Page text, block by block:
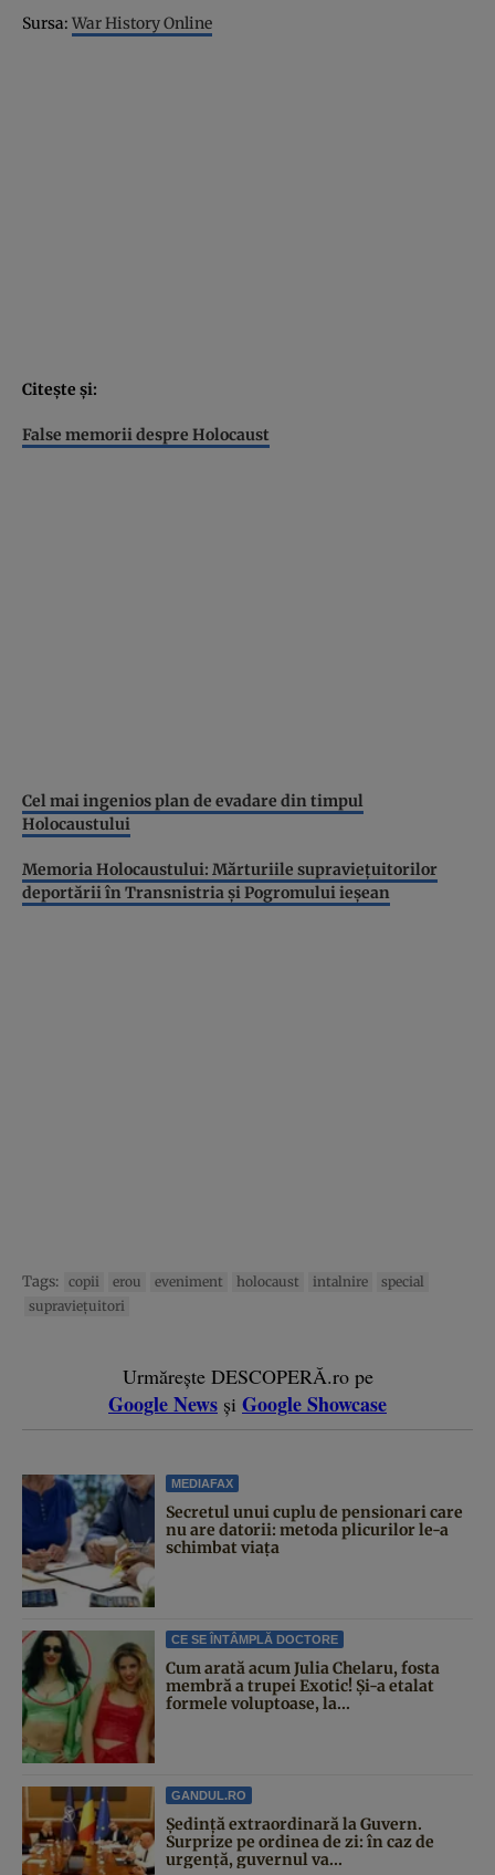
Sursa: War History Online
Citeşte şi:
False memorii despre Holocaust
Cel mai ingenios plan de evadare din timpul
Holocaustului
Memoria Holocaustului: Mărturiile supravieţuitorilor
deportării în Transnistria şi Pogromului ieşean
Tags: copii erou eveniment holocaust intalnire
special
supravieţuitori
Urmărește DESCOPERĂ.ro pe
Google News și Google Showcase
MEDIAFAX
Secretul unui cuplu de pensionari care
nu are datorii: metoda plicurilor le-a
schimbat viața
CE SE ÎNTÂMPLĂ DOCTORE
Cum arată acum Julia Chelaru, fosta
membră a trupei Exotic! Și-a etalat
formele voluptoase, la...
GANDUL.RO
Şedinţă extraordinară la Guvern.
Surprize pe ordinea de zi: în caz de
urgență, guvernul va...